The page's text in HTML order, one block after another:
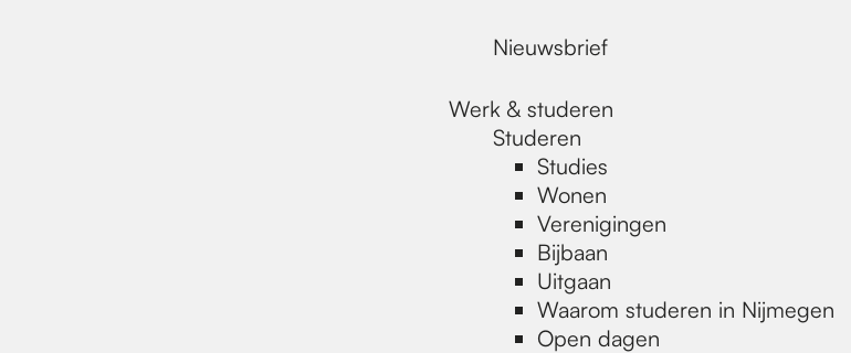
Nieuwsbrief
Werk & studeren
Studeren
Studies
Wonen
Verenigingen
Bijbaan
Uitgaan
Waarom studeren in Nijmegen
Open dagen